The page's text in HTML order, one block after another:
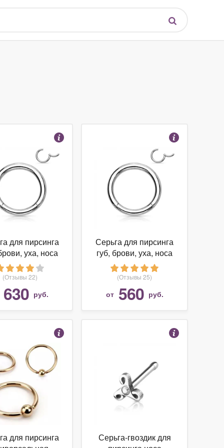
для пирсинга
уха, носа
RH3
- 12 мм,
- 2,4 мм)
(Отзывы 22)
630 руб.
Серьга для пирсинга
губ, брови, уха, носа
PiercedFish RH3
универсальная
(диаметр - 8мм,
толщина - 1мм)
(Отзывы 25)
от 560 руб.
для пирсинга
Серьга-гвоздик для